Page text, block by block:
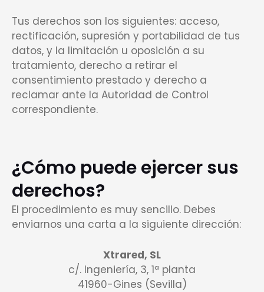
Tus derechos son los siguientes: acceso,
rectificación, supresión y portabilidad de tus
datos, y la limitación u oposición a su
tratamiento, derecho a retirar el
consentimiento prestado y derecho a
reclamar ante la Autoridad de Control
correspondiente.
¿Cómo puede ejercer sus
derechos?
El procedimiento es muy sencillo. Debes
enviarnos una carta a la siguiente dirección:
Xtrared, SL
c/. Ingeniería, 3, 1ª planta
41960-Gines (Sevilla)